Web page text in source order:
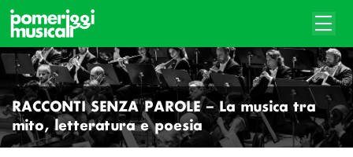
RACCONTI SENZA PAROLE – La musica tra
mito, letteratura e poesia